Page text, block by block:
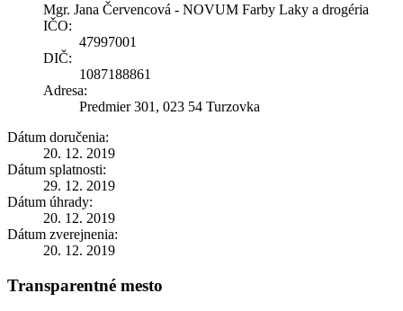
Mgr. Jana Červencová - NOVUM Farby Laky a drogéria
IČO:
47997001
DIČ:
1087188861
Adresa:
Predmier 301, 023 54 Turzovka
Dátum doručenia:
20. 12. 2019
Dátum splatnosti:
29. 12. 2019
Dátum úhrady:
20. 12. 2019
Dátum zverejnenia:
20. 12. 2019
Transparentné mesto